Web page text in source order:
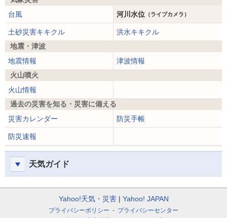
台風
河川水位 （ライブカメラ）
土砂災害キキクル
洪水キキクル
地震・津波
地震情報
津波情報
火山噴火
火山情報
過去の災害を知る・災害に備える
災害カレンダー
防災手帳
防災速報
天気ガイド
Yahoo!天気・災害 Yahoo! JAPAN
プライバシーポリシー
プライバシーセンター